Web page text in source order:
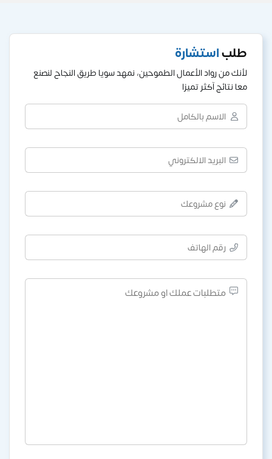
طلباستشارة
لأنك من رواد الأعمال الطموحين، نمهد سويا طريق النجاح لنصنع
معا نتائج آكثر تميزا